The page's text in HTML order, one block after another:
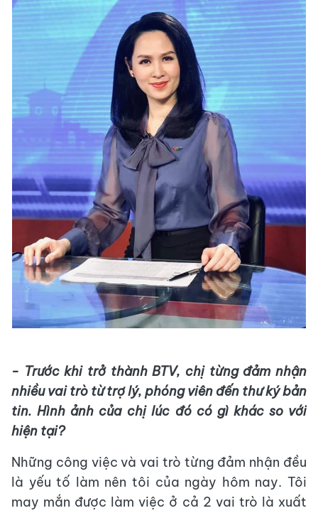
- Trước khi trở thành BTV, chị từng đảm nhận
nhiều vai trò từ trợ lý, phóng viên đến thư ký bản
tin. Hình ảnh của chị lúc đó có gì khác so với
hiện tại?
Những công việc và vai trò từng đảm nhận đều
là yếu tố làm nên tôi của ngày hôm nay. Tôi
may mắn được làm việc ở cả 2 vai trò là xuất